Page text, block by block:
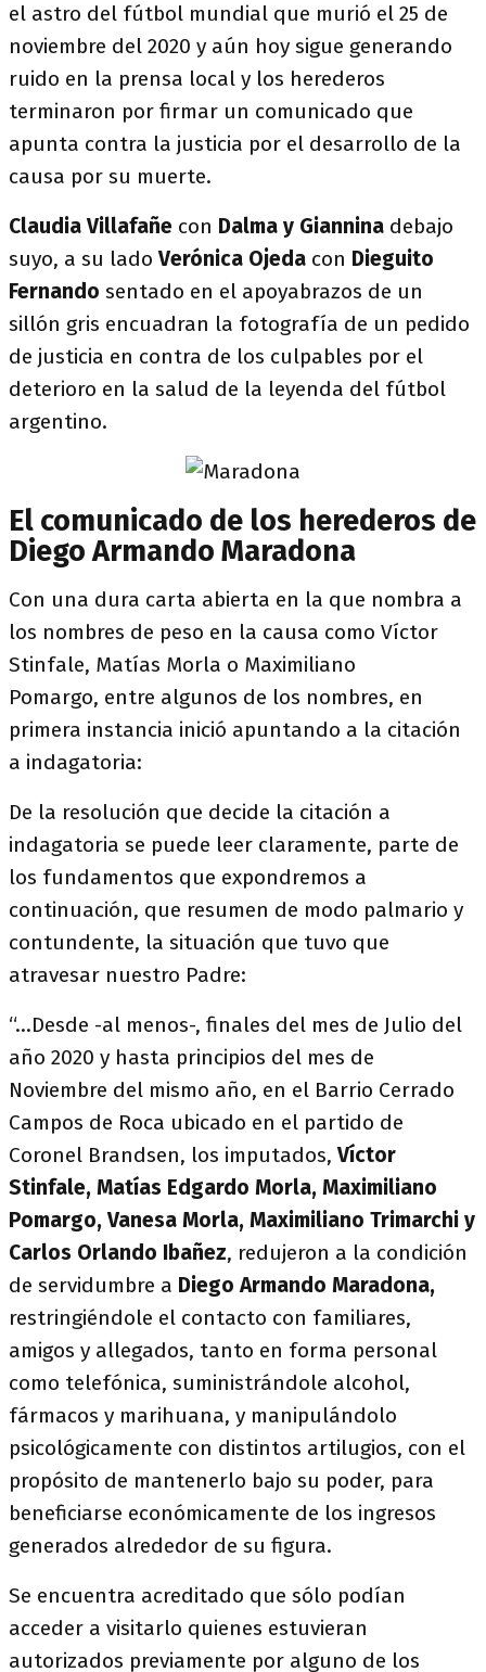
el astro del fútbol mundial que murió el 25 de
noviembre del 2020 y aún hoy sigue generando
ruido en la prensa local y los herederos
terminaron por firmar un comunicado que
apunta contra la justicia por el desarrollo de la
causa por su muerte.
Claudia Villafañe con Dalma y Giannina debajo
suyo, a su ladoVerónica Ojeda con Dieguito
Fernando sentado en el apoyabrazos de un
sillón gris encuadran la fotografía de un pedido
de justicia en contra de los culpables por el
deterioro en la salud de la leyenda del fútbol
argentino.
El comunicado de los herederos de
Diego Armando Maradona
Con una dura carta abierta en la que nombra a
los nombres de peso en la causa como Víctor
Stinfale, Matías Morla o Maximiliano
Pomargo, entre algunos de los nombres, en
primera instancia inició apuntando a la citación
a indagatoria:
De la resolución que decide la citación a
indagatoria se puede leer claramente, parte de
los fundamentos que expondremos a
continuación, que resumen de modo palmario y
contundente, la situación que tuvo que
atravesar nuestro Padre:
“…Desde -al menos-, finales del mes de Julio del
año 2020 y hasta principios del mes de
Noviembre del mismo año, en el Barrio Cerrado
Campos de Roca ubicado en el partido de
Coronel Brandsen, los imputados, Víctor
Stinfale, Matías Edgardo Morla, Maximiliano
Pomargo, Vanesa Morla, Maximiliano Trimarchi y
Carlos Orlando Ibañez, redujeron a la condición
de servidumbre a Diego Armando Maradona,
restringiéndole el contacto con familiares,
amigos y allegados, tanto en forma personal
como telefónica, suministrándole alcohol,
fármacos y marihuana, y manipulándolo
psicológicamente con distintos artilugios, con el
propósito de mantenerlo bajo su poder, para
beneficiarse económicamente de los ingresos
generados alrededor de su figura.
Se encuentra acreditado que sólo podían
acceder a visitarlo quienes estuvieran
autorizados previamente por alguno de los